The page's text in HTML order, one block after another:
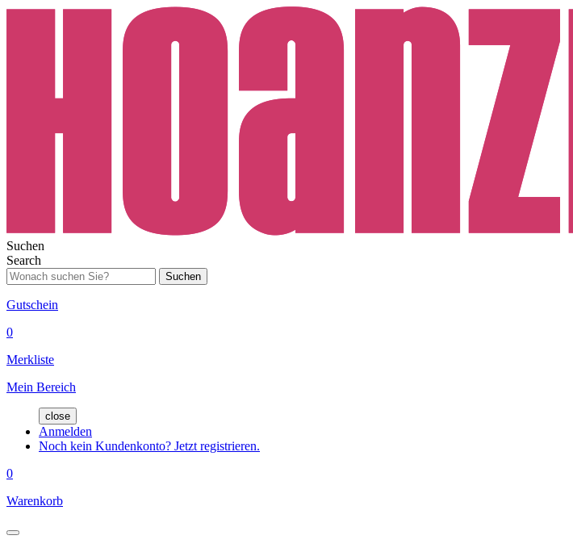
Suchen
Search
Suchen
Gutschein
0
Merkliste
Mein Bereich
close
Anmelden
Noch kein Kundenkonto? Jetzt registrieren.
0
Warenkorb